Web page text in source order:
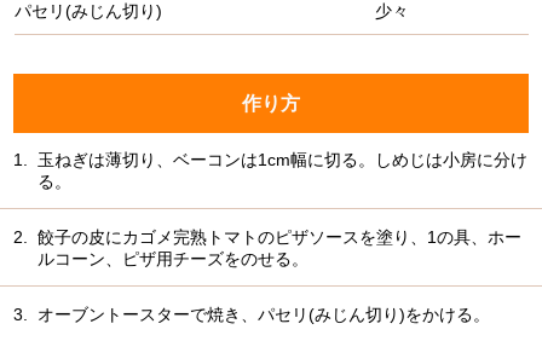
パセリ(みじん切り) 少々
作り方
1.
玉ねぎは薄切り、ベーコンは1cm幅に切る。しめじは小房に分け
る。
2.
餃子の皮にカゴメ完熟トマトのピザソースを塗り、1の具、ホー
ルコーン、ピザ用チーズをのせる。
3. オーブントースターで焼き、パセリ(みじん切り)をかける。